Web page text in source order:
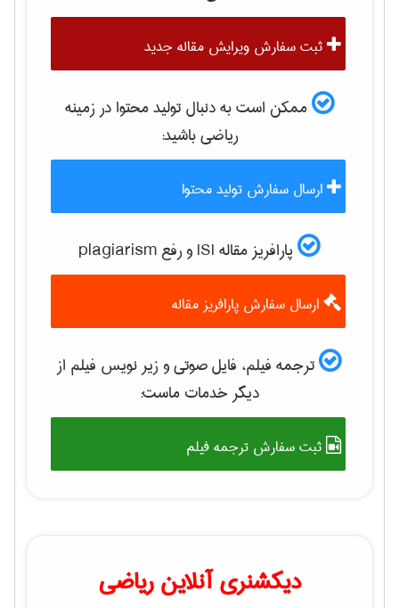
ثبت سفارش ویرایش مقاله جدید
ممکن است به دنبال تولید محتوا در زمینه
رياضیباشید:
ارسال سفارش تولید محتوا
پارافریز مقاله ISI و رفع plagiarism
ارسال سفارش پارافریز مقاله
ترجمه فیلم، فایل صوتی و زیر نویس فیلم از
دیگر خدمات ماست:
ثبت سفارش ترجمه فیلم
دیکشنری آنلاین ریاضی